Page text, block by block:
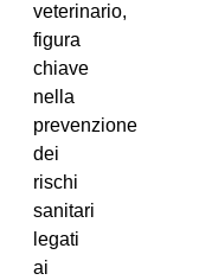
veterinario,
figura
chiave
nella
prevenzione
dei
rischi
sanitari
legati
ai